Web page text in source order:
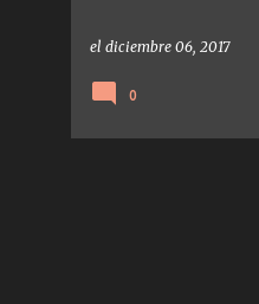
el diciembre 06, 2017
0